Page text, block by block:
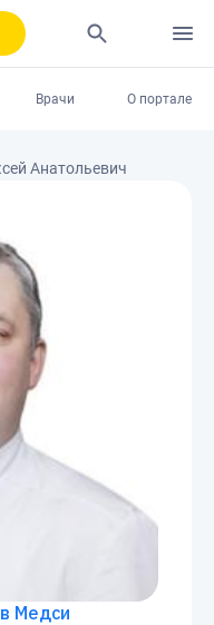
Врачи О портале
Анатольевич
Медси